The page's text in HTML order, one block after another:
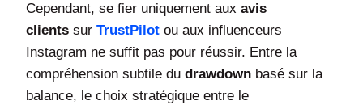
Cependant, se fier uniquement aux avis
clients sur TrustPilot ou aux influenceurs
Instagram ne suffit pas pour réussir. Entre la
compréhension subtile du drawdown basé sur la
balance, le choix stratégique entre le